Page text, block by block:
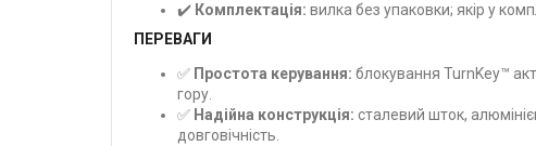
✔️ Комплектація: вилка без упаковки; якір у
ПЕРЕВАГИ
✅ Простота керування: блокування TurnKey™
гору.
✅ Надійна конструкція: сталевий шток,
довговічність.